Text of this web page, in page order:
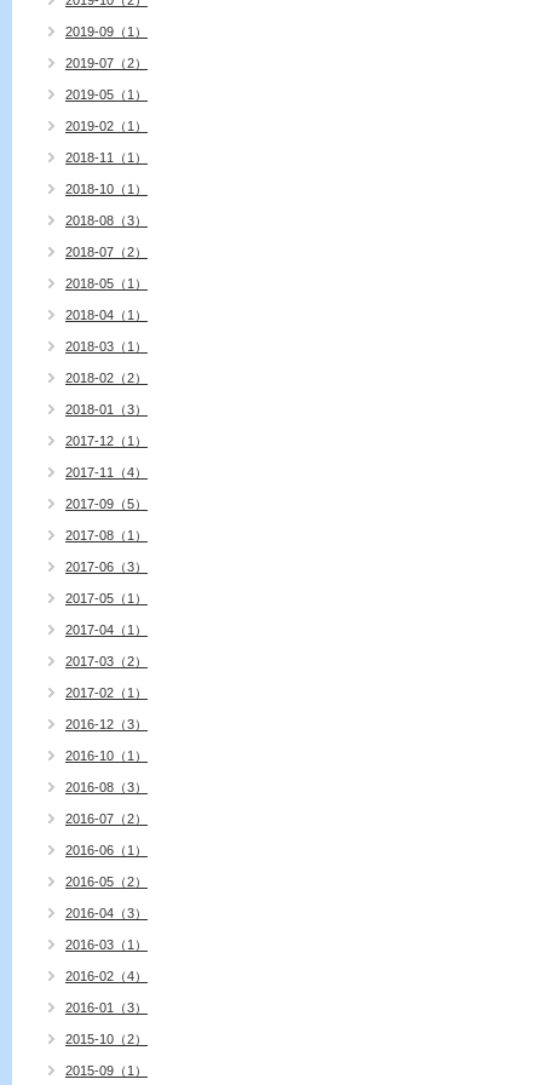
2019-09（1）
2019-07（2）
2019-05（1）
2019-02（1）
2018-11（1）
2018-10（1）
2018-08（3）
2018-07（2）
2018-05（1）
2018-04（1）
2018-03（1）
2018-02（2）
2018-01（3）
2017-12（1）
2017-11（4）
2017-09（5）
2017-08（1）
2017-06（3）
2017-05（1）
2017-04（1）
2017-03（2）
2017-02（1）
2016-12（3）
2016-10（1）
2016-08（3）
2016-07（2）
2016-06（1）
2016-05（2）
2016-04（3）
2016-03（1）
2016-02（4）
2016-01（3）
2015-10（2）
2015-09（1）